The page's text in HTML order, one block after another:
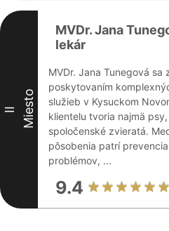
II Miesto
MVDr. Jana
lekár
MVDr. Jana Tunegová sa
poskytovaním
služieb v Kysuckom
klientelu tvoria najmä
spoločenské zvieratá.
pôsobenia patrí
problémov, ...
9.4